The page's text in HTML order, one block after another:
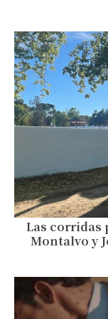
Las corridas
Montalvo y